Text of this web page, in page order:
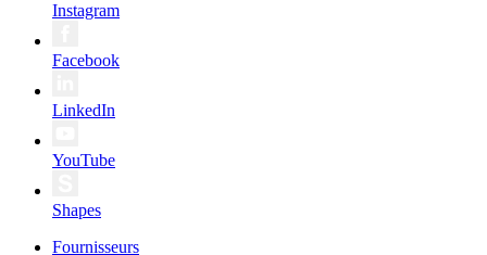
Instagram
Facebook
LinkedIn
YouTube
Shapes
Fournisseurs